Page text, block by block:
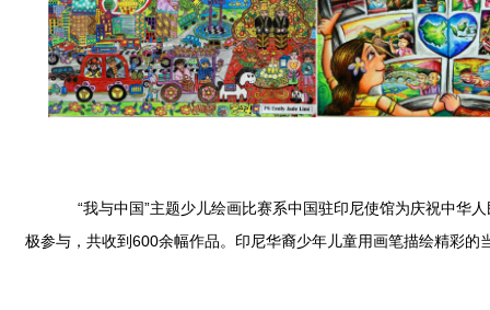
“我与中国”主题少儿绘画比赛系中国驻印尼使馆为庆祝中华人
极参与，共收到600余幅作品。印尼华裔少年儿童用画笔描绘精彩